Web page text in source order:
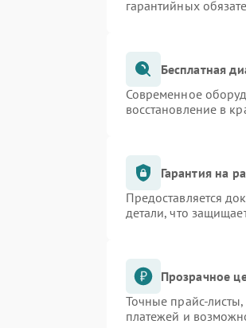
гарантийных
Бесплатная
Современное
восстановление в
Гарантия на
Предоставляется
детали, что
Прозрачное
Точные прайс-
платежей и